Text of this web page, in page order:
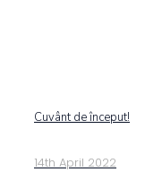
Cuvânt de început!
14th April 2022